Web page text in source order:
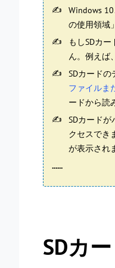
Windows
の使用領域
もしSDカ
ん。例えば
SDカード
ファイルま
ードから読
SDカード
クセスでき
が表示され
......
SDカ